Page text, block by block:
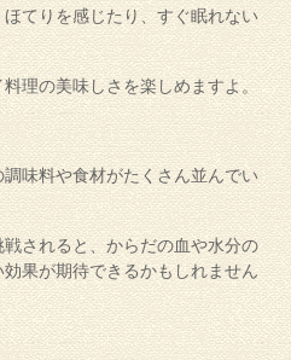
てりを感じたり、すぐ眠れない
理の美味しさを楽しめますよ。
味料や食材がたくさん並んでい
されると、からだの血や水分の
果が期待できるかもしれません